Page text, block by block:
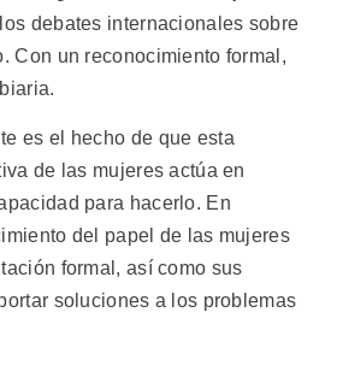
debates internacionales sobre
Con un reconocimiento formal,
es el hecho de que esta
de las mujeres actúa en
para hacerlo. En
del papel de las mujeres
formal, así como sus
soluciones a los problemas